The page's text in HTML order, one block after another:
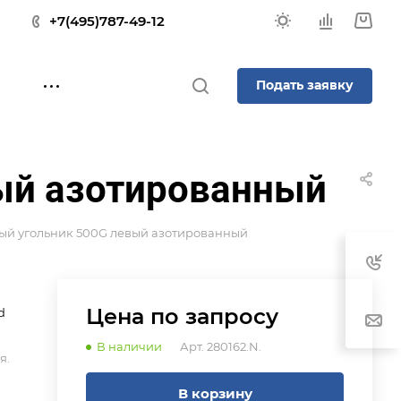
+7(495)787-49-12
Подать заявку
азотированный
угольник 500G левый азотированный
Цена по запросу
В наличии Арт. 280162.N.
В корзину